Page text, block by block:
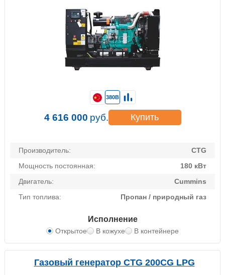
Производитель:
CTG
Мощность постоянная:
180 кВт
Двигатель:
Cummins
Тип топлива:
Пропан / природный газ
Исполнение
Открытое В кожухе В контейнере
380В
4 616 000 руб. Купить
Газовый генератор CTG 200CG LPG